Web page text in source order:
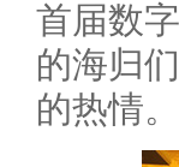
首届数
的海归
的热情。